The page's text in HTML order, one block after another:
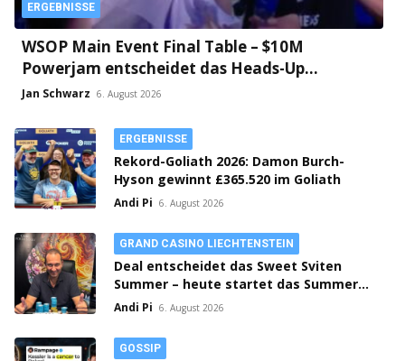
ERGEBNISSE
WSOP Main Event Final Table – $10M
Powerjam entscheidet das Heads-Up
zwischen Jumalon und Saaskilahti!
Jan Schwarz 6. August 2026
ERGEBNISSE
Rekord-Goliath 2026: Damon Burch-
Hyson gewinnt £365.520 im Goliath
Andi Pi 6. August 2026
GRAND CASINO LIECHTENSTEIN
Deal entscheidet das Sweet Sviten
Summer – heute startet das Summer
Open Bounty
Andi Pi 6. August 2026
GOSSIP